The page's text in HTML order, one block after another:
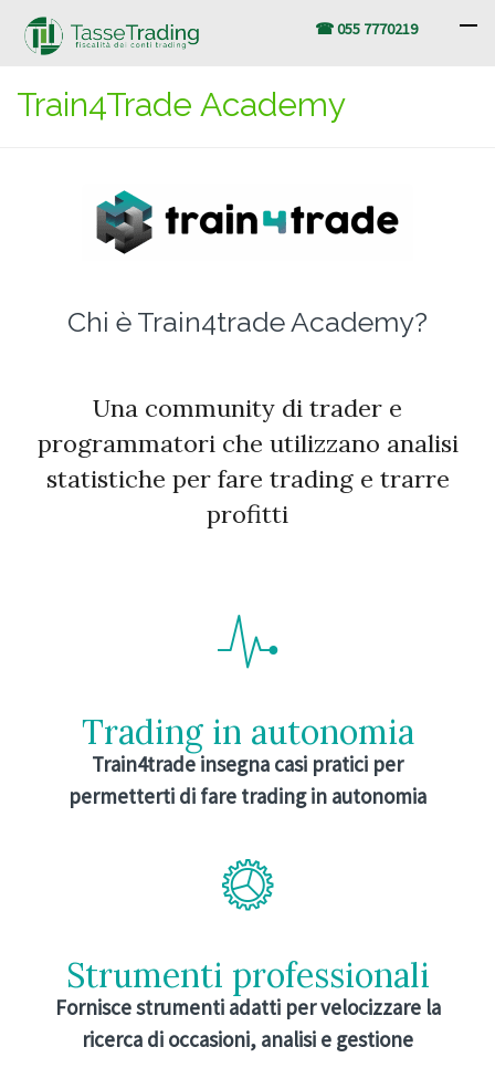
☎ 055 7770219
Train4Trade Academy
Chi è Train4trade Academy?
Una community di trader e
programmatori che utilizzano analisi
statistiche per fare trading e trarre
profitti
Trading in autonomia
Train4trade insegna casi pratici per
permetterti di fare trading in autonomia
Strumenti professionali
Fornisce strumenti adatti per velocizzare la
ricerca di occasioni, analisi e gestione